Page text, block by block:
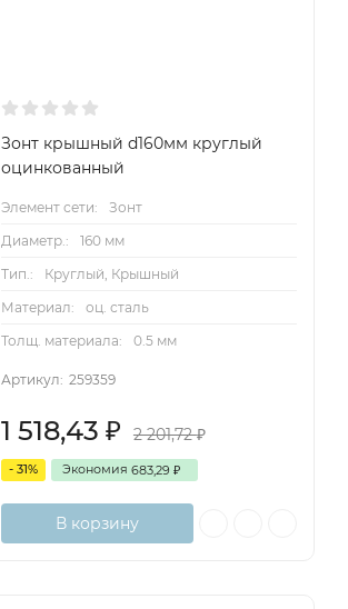
Зонт крышный d160мм круглый
оцинкованный
Элемент сети:
Зонт
Диаметр.:
160 мм
Тип.:
Круглый, Крышный
Материал:
оц. сталь
Толщ. материала:
0.5 мм
Артикул: 259359
1 518,43 ₽ 2 201,72₽
- 31% Экономия 683,29 ₽
В корзину